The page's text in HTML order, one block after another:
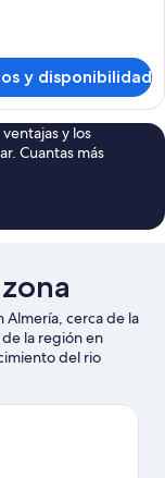
y disponibilidad
y los
Cuantas más
Almería, cerca de la
la región en
del rio
de la